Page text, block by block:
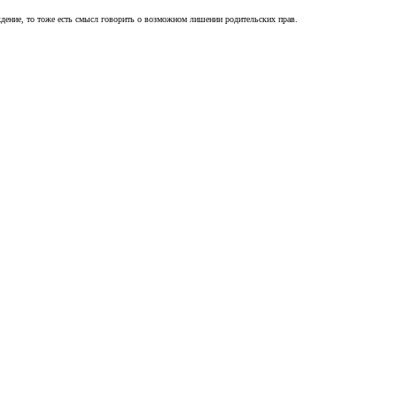
то тоже есть смысл говорить о возможном лишении родительских прав.